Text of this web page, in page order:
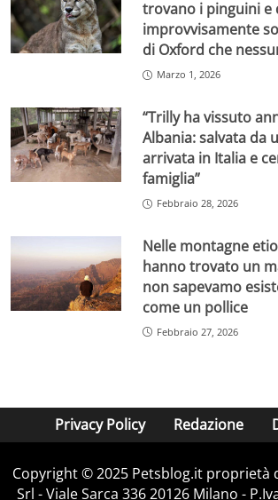
trovano i pinguini e
improvvisamente
di Oxford che
Marzo 1, 2026
“Trilly ha vissuto
Albania: salvata da
arrivata in Italia e
famiglia”
Febbraio 28, 2026
Nelle montagne
hanno trovato un
non sapevamo
come un pollice
Febbraio 27, 2026
Privacy Policy Redazione
Copyright © 2025 Petsblog.it proprietà
Srl - Viale Sarca 336 20126 Milano -